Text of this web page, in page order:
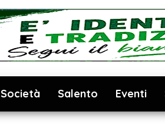
Società Salento Eventi